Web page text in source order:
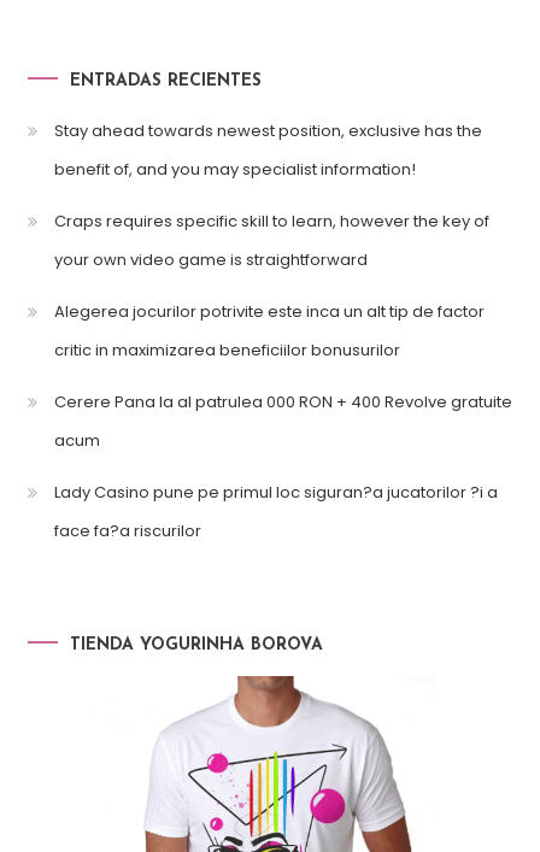
ENTRADAS RECIENTES
Stay ahead towards newest position, exclusive has the
benefit of, and you may specialist information!
Craps requires specific skill to learn, however the key of
your own video game is straightforward
Alegerea jocurilor potrivite este inca un alt tip de factor
critic in maximizarea beneficiilor bonusurilor
Cerere Pana la al patrulea 000 RON + 400 Revolve gratuite
acum
Lady Casino pune pe primul loc siguran?a jucatorilor ?i a
face fa?a riscurilor
TIENDA YOGURINHA BOROVA